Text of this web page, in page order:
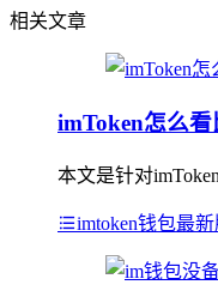
相关文章
imToken怎么
本文是针对
imtoken钱包最